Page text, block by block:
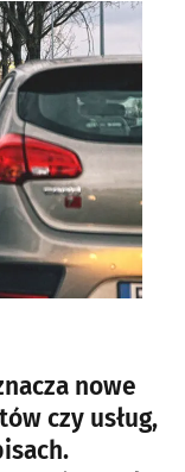
nowe
czy usług,